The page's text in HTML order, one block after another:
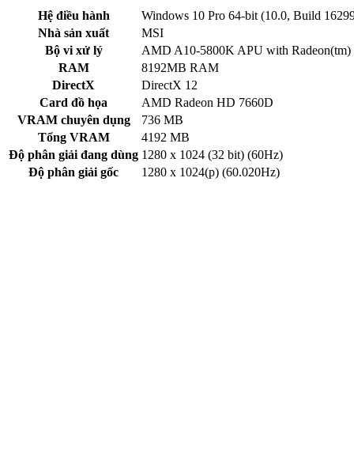
Hệ điều hành
Windows 10 Pro 64-bit (10.0, Build
Nhà sản xuất
MSI
Bộ vi xử lý
AMD A10-5800K APU with
RAM
8192MB RAM
DirectX
DirectX 12
Card đồ họa
AMD Radeon HD 7660D
VRAM chuyên dụng
736 MB
Tổng VRAM
4192 MB
Độ phân giải đang dùng 1280 x 1024 (32 bit) (60Hz)
Độ phân giải gốc
1280 x 1024(p) (60.020Hz)